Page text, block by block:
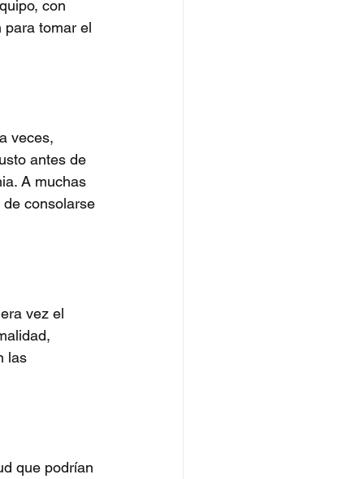
con
para tomar el
veces,
antes de
A muchas
consolarse
vez el
las
que podrían